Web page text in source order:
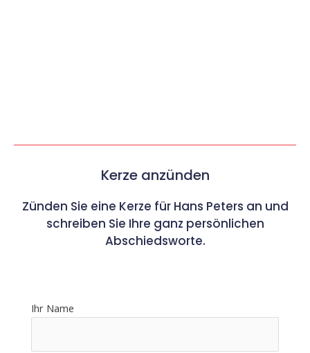
Kerze anzünden
Zünden Sie eine Kerze für Hans Peters an und
schreiben Sie Ihre ganz persönlichen
Abschiedsworte.
Ihr Name